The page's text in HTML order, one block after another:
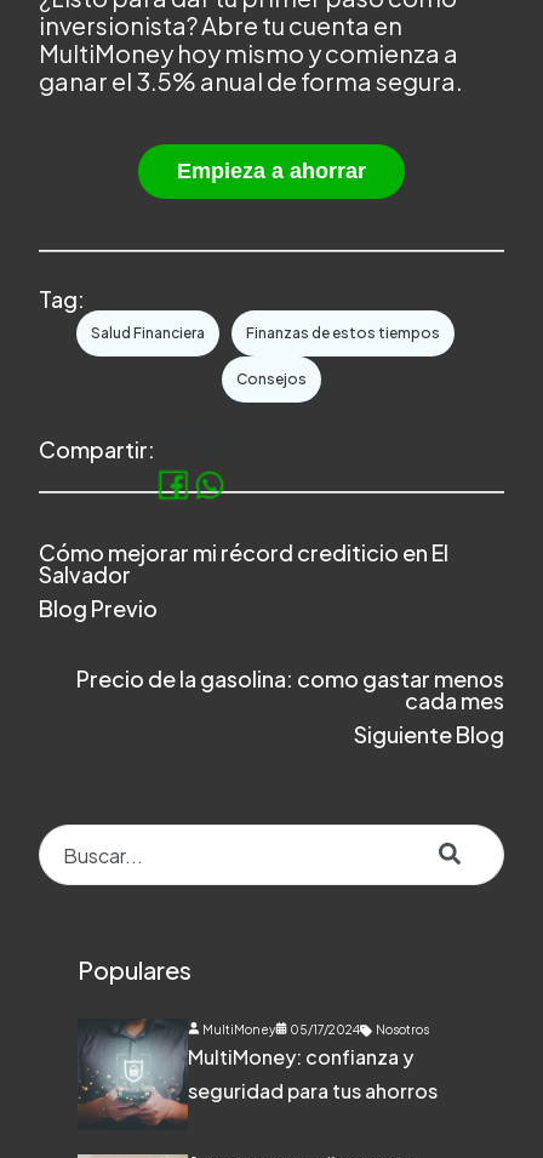
inversionista? Abre tu cuenta en
MultiMoney hoy mismo y comienza a
ganar el 3.5% anual de forma segura.
Empieza a ahorrar
Tag:
Salud Financiera Finanzas de estos tiempos
Consejos
Compartir:
Cómo mejorar mi récord crediticio en El
Salvador
Blog Previo
Precio de la gasolina: como gastar menos
cada mes
Siguiente Blog
Esto es un campo de búsqueda con una función de texto
Populares
MultiMoney 05/17/2024 Nosotros
MultiMoney: confianza y
seguridad para tus ahorros